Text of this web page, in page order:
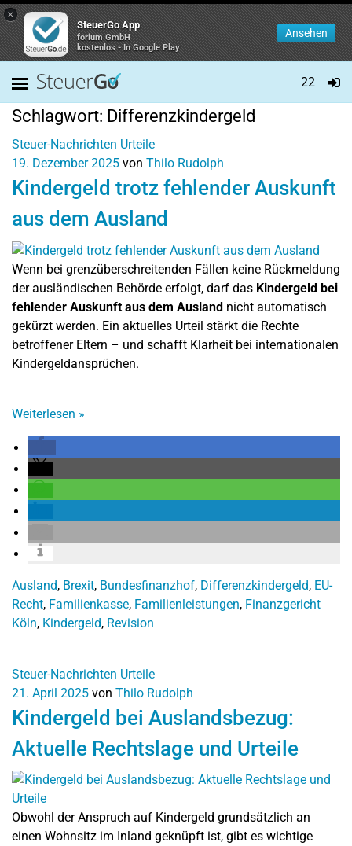
×
SteuerGo App
forium GmbH
kostenlos - In Google Play
Ansehen
22
Schlagwort: Differenzkindergeld
Steuer-Nachrichten Urteile
19. Dezember 2025 von Thilo Rudolph
Kindergeld trotz fehlender Auskunft
aus dem Ausland
Wenn bei grenzüberschreitenden Fällen keine Rückmeldung
der ausländischen Behörde erfolgt, darf das Kindergeld bei
fehlender Auskunft aus dem Ausland nicht automatisch
gekürzt werden. Ein aktuelles Urteil stärkt die Rechte
betroffener Eltern – und schafft Klarheit bei internationalen
Kindergeldansprüchen.
Weiterlesen »
Ausland, Brexit, Bundesfinanzhof, Differenzkindergeld, EU-
Recht, Familienkasse, Familienleistungen, Finanzgericht
Köln, Kindergeld, Revision
Steuer-Nachrichten Urteile
21. April 2025 von Thilo Rudolph
Kindergeld bei Auslandsbezug:
Aktuelle Rechtslage und Urteile
Obwohl der Anspruch auf Kindergeld grundsätzlich an
einen Wohnsitz im Inland geknüpft ist, gibt es wichtige